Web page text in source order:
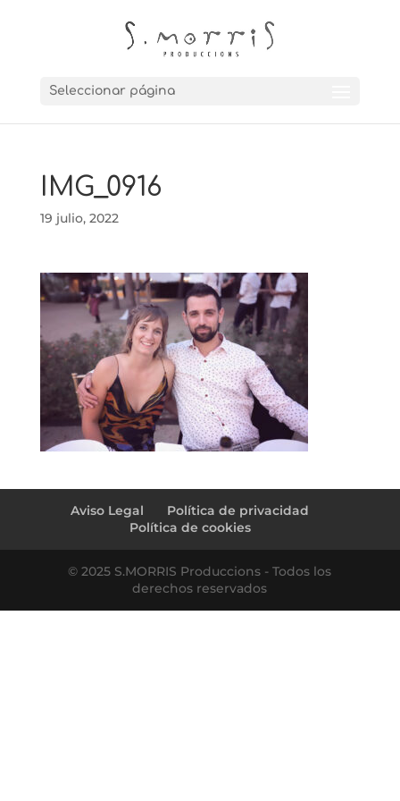
Seleccionar página
IMG_0916
19 julio, 2022
Aviso Legal
Política de privacidad
Política de cookies
© 2025 S.MORRIS Produccions - Todos los
derechos reservados